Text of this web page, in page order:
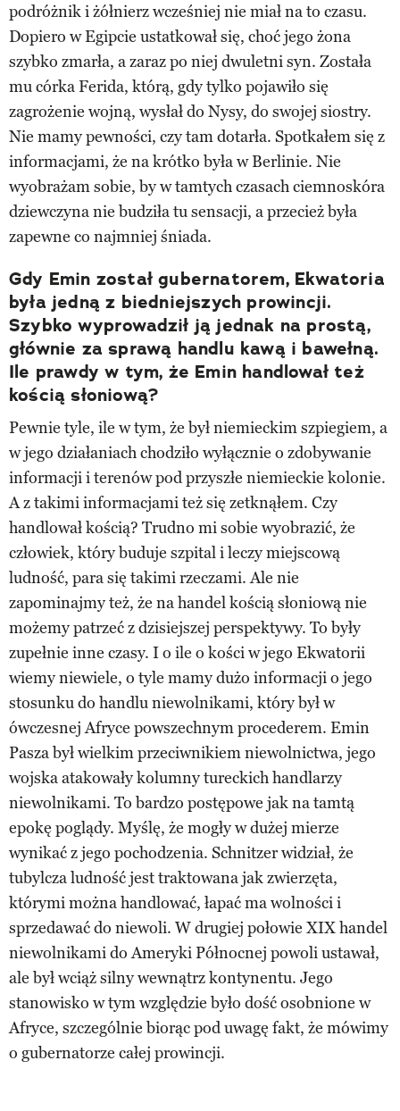
podróżnik i żółnierz wcześniej nie miał na to czasu.
Dopiero w Egipcie ustatkował się, choć jego żona
szybko zmarła, a zaraz po niej dwuletni syn. Została
mu córka Ferida, którą, gdy tylko pojawiło się
zagrożenie wojną, wysłał do Nysy, do swojej siostry.
Nie mamy pewności, czy tam dotarła. Spotkałem się z
informacjami, że na krótko była w Berlinie. Nie
wyobrażam sobie, by w tamtych czasach ciemnoskóra
dziewczyna nie budziła tu sensacji, a przecież była
zapewne co najmniej śniada.
Gdy Emin został gubernatorem, Ekwatoria
była jedną z biedniejszych prowincji.
Szybko wyprowadził ją jednak na prostą,
głównie za sprawą handlu kawą i bawełną.
Ile prawdy w tym, że Emin handlował też
kością słoniową?
Pewnie tyle, ile w tym, że był niemieckim szpiegiem, a
w jego działaniach chodziło wyłącznie o zdobywanie
informacji i terenów pod przyszłe niemieckie kolonie.
A z takimi informacjami też się zetknąłem. Czy
handlował kością? Trudno mi sobie wyobrazić, że
człowiek, który buduje szpital i leczy miejscową
ludność, para się takimi rzeczami. Ale nie
zapominajmy też, że na handel kością słoniową nie
możemy patrzeć z dzisiejszej perspektywy. To były
zupełnie inne czasy. I o ile o kości w jego Ekwatorii
wiemy niewiele, o tyle mamy dużo informacji o jego
stosunku do handlu niewolnikami, który był w
ówczesnej Afryce powszechnym procederem. Emin
Pasza był wielkim przeciwnikiem niewolnictwa, jego
wojska atakowały kolumny tureckich handlarzy
niewolnikami. To bardzo postępowe jak na tamtą
epokę poglądy. Myślę, że mogły w dużej mierze
wynikać z jego pochodzenia. Schnitzer widział, że
tubylcza ludność jest traktowana jak zwierzęta,
którymi można handlować, łapać ma wolności i
sprzedawać do niewoli. W drugiej połowie XIX handel
niewolnikami do Ameryki Północnej powoli ustawał,
ale był wciąż silny wewnątrz kontynentu. Jego
stanowisko w tym względzie było dość osobnione w
Afryce, szczególnie biorąc pod uwagę fakt, że mówimy
o gubernatorze całej prowincji.